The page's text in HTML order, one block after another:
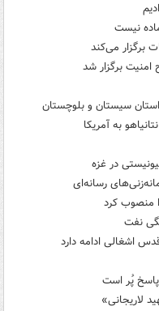
نیست
برگزار می‌کند
سیستان و بلوچستان
به آمریکا
رسانه‌ای
منصوب کرد
اشغالی ادامه دارد
پُر است
لاریجانی»